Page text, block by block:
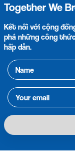
Together We
Kết nối với cộng
phá những công
hấp dẫn.